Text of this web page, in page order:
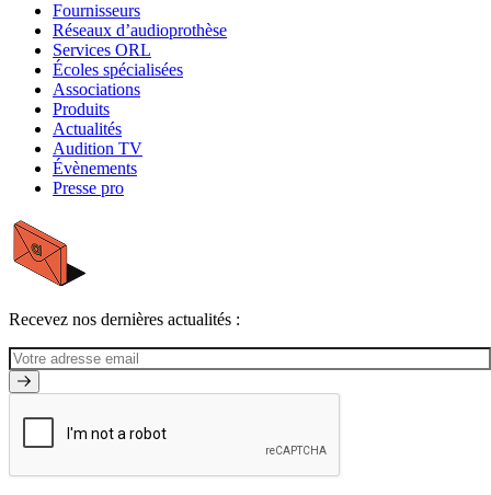
Fournisseurs
Réseaux d’audioprothèse
Services ORL
Écoles spécialisées
Associations
Produits
Actualités
Audition TV
Évènements
Presse pro
Recevez nos dernières actualités :